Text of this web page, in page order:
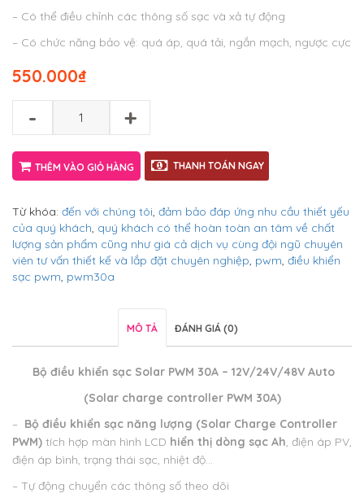
– Có thể điều chỉnh các thông số sạc và xả tự động
– Có chức năng bảo vệ: quá áp, quá tải, ngắn mạch, ngược cực
₫
550.000
- +
THÊM VÀO GIỎ HÀNG THANH TOÁN NGAY
Từ khóa: đến với chúng tôi, đảm bảo đáp ứng nhu cầu thiết yếu
của quý khách, quý khách có thể hoàn toàn an tâm về chất
lượng sản phẩm cũng như giá cả dịch vụ cùng đội ngũ chuyên
viên tư vấn thiết kế và lắp đặt chuyên nghiệp, pwm, điều khiển
sạc pwm, pwm30a
MÔ TẢ ĐÁNH GIÁ (0)
Bộ điều khiển sạc Solar PWM 30A – 12V/24V/48V Auto
(Solar charge controller PWM 30A)
– Bộ điều khiển sạc năng lượng (Solar Charge Controller
PWM) tích hợp màn hình LCD hiển thị dòng sạc Ah, điện áp PV,
điện áp bình, trạng thái sạc, nhiệt độ…
– Tự động chuyển các thông số theo dõi